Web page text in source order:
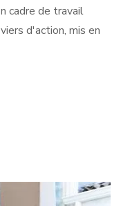
cadre de travail
d'action, mis en